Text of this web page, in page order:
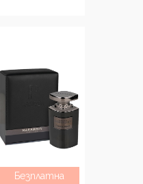
Безплатна